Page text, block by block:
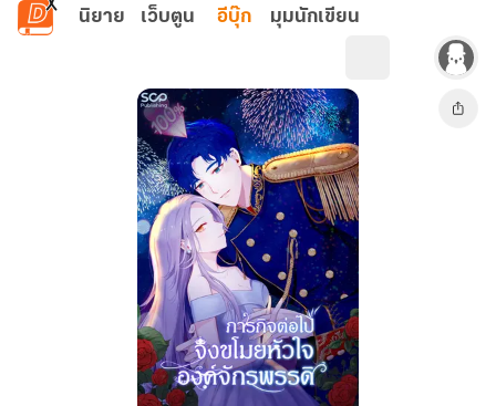
ข้ามไปยังเนื้อหาหลัก
นิยาย เว็บตูน อีบุ๊ก มุมนักเขียน